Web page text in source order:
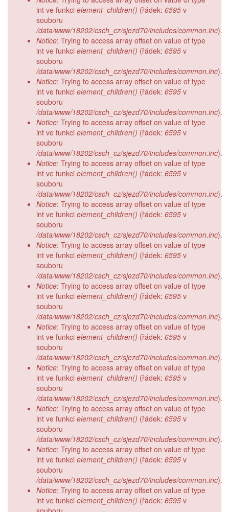
int ve funkci element_children() (řádek: 6595 v
souboru
/data/www/18202/csch_cz/sjezd70/includes/common.inc).
Notice: Trying to access array offset on value of type
int ve funkci element_children() (řádek: 6595 v
souboru
/data/www/18202/csch_cz/sjezd70/includes/common.inc).
Notice: Trying to access array offset on value of type
int ve funkci element_children() (řádek: 6595 v
souboru
/data/www/18202/csch_cz/sjezd70/includes/common.inc).
Notice: Trying to access array offset on value of type
int ve funkci element_children() (řádek: 6595 v
souboru
/data/www/18202/csch_cz/sjezd70/includes/common.inc).
Notice: Trying to access array offset on value of type
int ve funkci element_children() (řádek: 6595 v
souboru
/data/www/18202/csch_cz/sjezd70/includes/common.inc).
Notice: Trying to access array offset on value of type
int ve funkci element_children() (řádek: 6595 v
souboru
/data/www/18202/csch_cz/sjezd70/includes/common.inc).
Notice: Trying to access array offset on value of type
int ve funkci element_children() (řádek: 6595 v
souboru
/data/www/18202/csch_cz/sjezd70/includes/common.inc).
Notice: Trying to access array offset on value of type
int ve funkci element_children() (řádek: 6595 v
souboru
/data/www/18202/csch_cz/sjezd70/includes/common.inc).
Notice: Trying to access array offset on value of type
int ve funkci element_children() (řádek: 6595 v
souboru
/data/www/18202/csch_cz/sjezd70/includes/common.inc).
Notice: Trying to access array offset on value of type
int ve funkci element_children() (řádek: 6595 v
souboru
/data/www/18202/csch_cz/sjezd70/includes/common.inc).
Notice: Trying to access array offset on value of type
int ve funkci element_children() (řádek: 6595 v
souboru
/data/www/18202/csch_cz/sjezd70/includes/common.inc).
Notice: Trying to access array offset on value of type
int ve funkci element_children() (řádek: 6595 v
souboru
/data/www/18202/csch_cz/sjezd70/includes/common.inc).
Notice: Trying to access array offset on value of type
int ve funkci element_children() (řádek: 6595 v